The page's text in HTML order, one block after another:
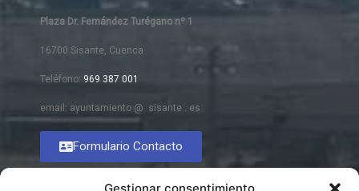
Plaza Dr. Fernández Turégano nº 1
16700 Sisante, Cuenca
Teléfono: 969 387 001
email: ayuntamiento @ sisante . es
Formulario Contacto